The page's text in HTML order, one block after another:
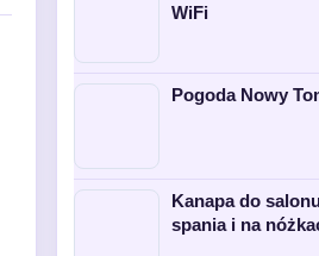
WiFi
Pogoda Nowy
Kanapa do
spania i na